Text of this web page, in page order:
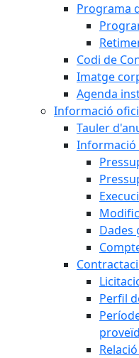
Programa
Codi de
Imatge
Agenda
Informació
Tauler
Informació
Dades
Perfil